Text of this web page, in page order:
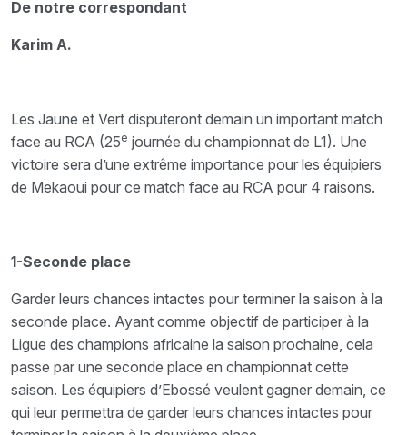
De notre correspondant
Karim A.
Les Jaune et Vert disputeront demain un important match
face au RCA (25e journée du championnat de L1). Une
victoire sera d’une extrême importance pour les équipiers
de Mekaoui pour ce match face au RCA pour 4 raisons.
1-Seconde place
Garder leurs chances intactes pour terminer la saison à la
seconde place. Ayant comme objectif de participer à la
Ligue des champions africaine la saison prochaine, cela
passe par une seconde place en championnat cette
saison. Les équipiers d’Ebossé veulent gagner demain, ce
qui leur permettra de garder leurs chances intactes pour